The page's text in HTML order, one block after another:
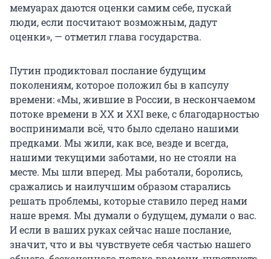
мемуарах даются оценки самим себе, пускай
люди, если посчитают возможным, дадут
оценки», — отметил глава государства.
Путин продиктовал послание будущим
поколениям, которое положил бы в капсулу
времени: «Мы, жившие в России, в нескончаемом
потоке времени в XX и XXI веке, с благодарностью
воспринимали всё, что было сделано нашими
предками. Мы жили, как все, везде и всегда,
нашими текущими заботами, но не стояли на
месте. Мы шли вперед. Мы работали, боролись,
сражались и наилучшим образом старались
решать проблемы, которые ставило перед нами
наше время. Мы думали о будущем, думали о вас.
И если в ваших руках сейчас наше послание,
значит, что и вы чувствуете себя частью нашего